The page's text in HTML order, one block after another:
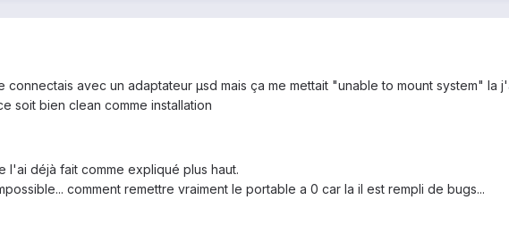
connectais avec un adaptateur µsd mais ça me mettait "unable to mount system"
soit bien clean comme installation
l'ai déjà fait comme expliqué plus haut.
comment remettre vraiment le portable a 0 car la il est rempli de bugs...